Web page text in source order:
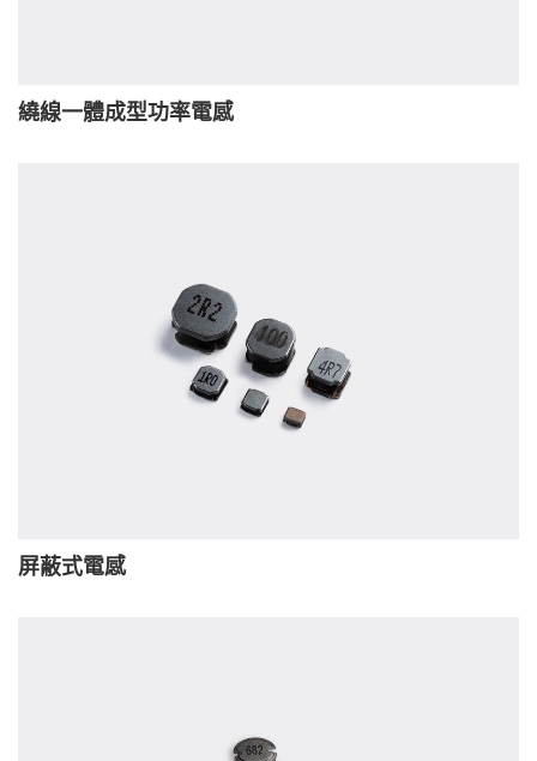
繞線一體成型功率電感
屏蔽式電感